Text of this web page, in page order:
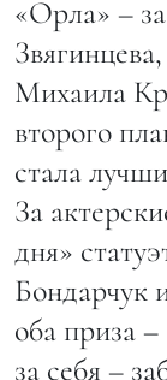
«Орла» –
Михаила
второго
стала
За
дня»
Бондарчук
оба приза
за себя –